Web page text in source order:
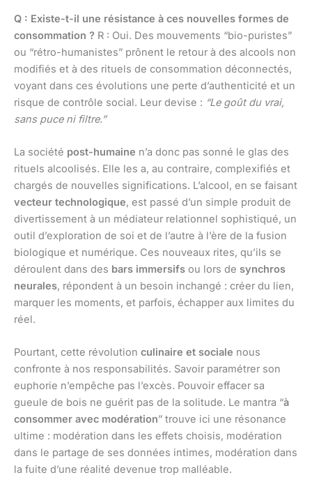
Q : Existe-t-il une résistance à ces nouvelles formes de
consommation ? R : Oui. Des mouvements “bio-puristes”
ou “rétro-humanistes” prônent le retour à des alcools non
modifiés et à des rituels de consommation déconnectés,
voyant dans ces évolutions une perte d’authenticité et un
risque de contrôle social. Leur devise : “Le goût du vrai,
sans puce ni filtre.”
La société post-humaine n’a donc pas sonné le glas des
rituels alcoolisés. Elle les a, au contraire, complexifiés et
chargés de nouvelles significations. L’alcool, en se faisant
vecteur technologique, est passé d’un simple produit de
divertissement à un médiateur relationnel sophistiqué, un
outil d’exploration de soi et de l’autre à l’ère de la fusion
biologique et numérique. Ces nouveaux rites, qu’ils se
déroulent dans des bars immersifs ou lors de synchros
neurales, répondent à un besoin inchangé : créer du lien,
marquer les moments, et parfois, échapper aux limites du
réel.
Pourtant, cette révolution culinaire et sociale nous
confronte à nos responsabilités. Savoir paramétrer son
euphorie n’empêche pas l’excès. Pouvoir effacer sa
gueule de bois ne guérit pas de la solitude. Le mantra “à
consommer avec modération” trouve ici une résonance
ultime : modération dans les effets choisis, modération
dans le partage de ses données intimes, modération dans
la fuite d’une réalité devenue trop malléable.